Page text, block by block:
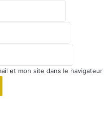
et mon site dans le